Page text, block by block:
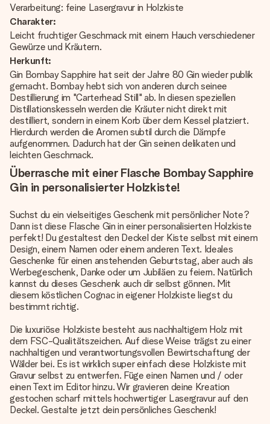
Verarbeitung: feine Lasergravur in Holzkiste
Charakter:
Leicht fruchtiger Geschmack mit einem Hauch verschiedener
Gewürze und Kräutern.
Herkunft:
Gin Bombay Sapphire hat seit der Jahre 80 Gin wieder publik
gemacht. Bombay hebt sich von anderen durch seinee
Destillierung im "Carterhead Still" ab. In diesen speziellen
Distillationskesseln werden die Kräuter nicht direkt mit
destilliert, sondern in einem Korb über dem Kessel platziert.
Hierdurch werden die Aromen subtil durch die Dämpfe
aufgenommen. Dadurch hat der Gin seinen delikaten und
leichten Geschmack.
Überrasche mit einer Flasche Bombay Sapphire
Gin in personalisierter Holzkiste!
Suchst du ein vielseitiges Geschenk mit persönlicher Note?
Dann ist diese Flasche Gin in einer personalisierten Holzkiste
perfekt! Du gestaltest den Deckel der Kiste selbst mit einem
Design, einem Namen oder einem anderen Text. Ideales
Geschenke für einen anstehenden Geburtstag, aber auch als
Werbegeschenk, Danke oder um Jubiläen zu feiern. Natürlich
kannst du dieses Geschenk auch dir selbst gönnen. Mit
diesem köstlichen Cognac in eigener Holzkiste liegst du
bestimmt richtig.
Die luxuriöse Holzkiste besteht aus nachhaltigem Holz mit
dem FSC-Qualitätszeichen. Auf diese Weise trägst zu einer
nachhaltigen und verantwortungsvollen Bewirtschaftung der
Wälder bei. Es ist wirklich super einfach diese Holzkiste mit
Gravur selbst zu entwerfen. Füge einen Namen und / oder
einen Text im Editor hinzu. Wir gravieren deine Kreation
gestochen scharf mittels hochwertiger Lasergravur auf den
Deckel. Gestalte jetzt dein persönliches Geschenk!